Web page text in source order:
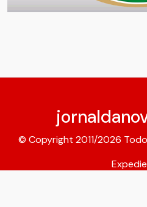
© Copyright 2011/2026